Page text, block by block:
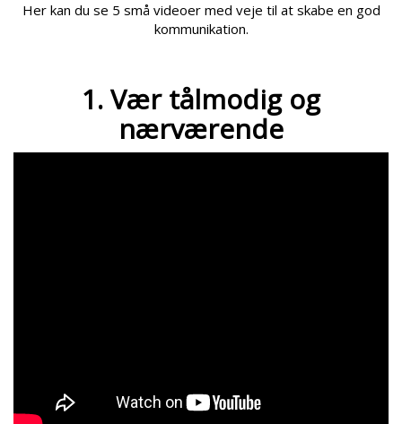
Her kan du se 5 små videoer med veje til at skabe en god
kommunikation.
1. Vær tålmodig og
nærværende